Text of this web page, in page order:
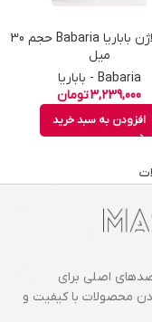
سرم کلاژن باباریا Babaria حجم 30
میل
Babaria - باباریا
3,239,000تومان
افزودن به سبد خرید
اصلی برای
محصولات با کیفیت و